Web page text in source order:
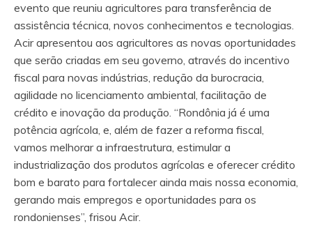
evento que reuniu agricultores para transferência de
assistência técnica, novos conhecimentos e tecnologias.
Acir apresentou aos agricultores as novas oportunidades
que serão criadas em seu governo, através do incentivo
fiscal para novas indústrias, redução da burocracia,
agilidade no licenciamento ambiental, facilitação de
crédito e inovação da produção. “Rondônia já é uma
potência agrícola, e, além de fazer a reforma fiscal,
vamos melhorar a infraestrutura, estimular a
industrialização dos produtos agrícolas e oferecer crédito
bom e barato para fortalecer ainda mais nossa economia,
gerando mais empregos e oportunidades para os
rondonienses”, frisou Acir.